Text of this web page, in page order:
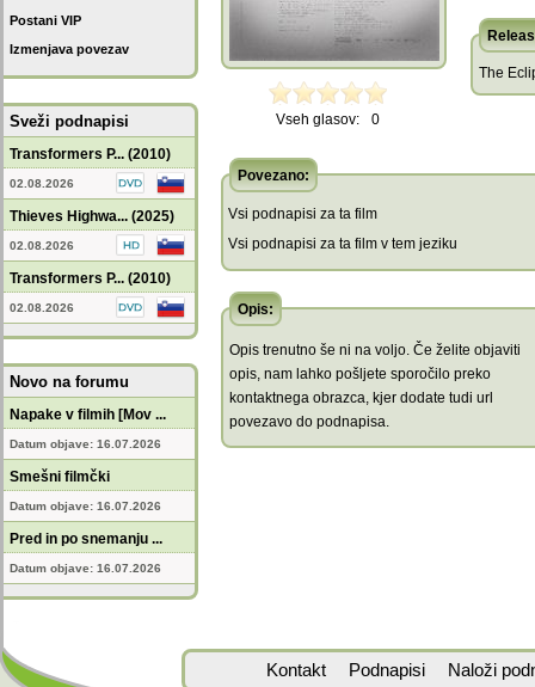
Postani VIP
Izmenjava povezav
Sveži podnapisi
Transformers P... (2010)
02.08.2026
Thieves Highwa... (2025)
02.08.2026
Transformers P... (2010)
02.08.2026
Novo na forumu
Napake v filmih [Mov ...
Datum objave: 16.07.2026
Smešni filmčki
Datum objave: 16.07.2026
Pred in po snemanju ...
Datum objave: 16.07.2026
Vseh glasov: 0
The
Povezano:
Vsi podnapisi za ta film
Vsi podnapisi za ta film v tem jeziku
Opis:
Opis trenutno še ni na voljo. Če želite objaviti
opis, nam lahko pošljete sporočilo preko
kontaktnega obrazca, kjer dodate tudi url
povezavo do podnapisa.
Kontakt Podnapisi Naloži